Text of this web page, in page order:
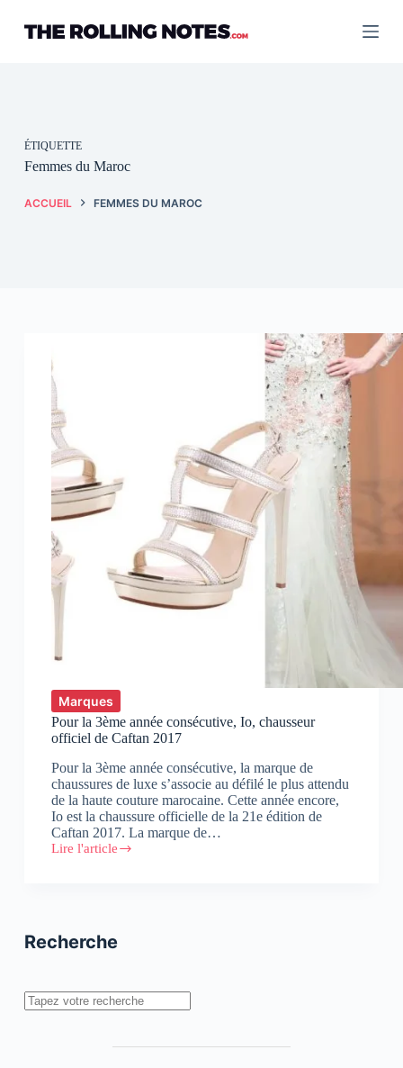
contenu
ÉTIQUETTE
Femmes du Maroc
ACCUEIL FEMMES DU MAROC
Marques
Pour la 3ème année consécutive, Io, chausseur
officiel de Caftan 2017
Pour la 3ème année consécutive, la marque de
chaussures de luxe s’associe au défilé le plus attendu
de la haute couture marocaine. Cette année encore,
Io est la chaussure officielle de la 21e édition de
Caftan 2017. La marque de…
Lire l'article
Pour
chausseur
Caftan
2017
Recherche
Rechercher